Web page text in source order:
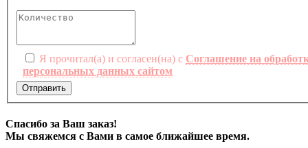
Я прочитал(а) и согласен(на) с Соглашение на
персональных данных сайтом
Отправить
Спасибо за Ваш заказ!
Мы свяжемся с Вами в самое ближайшее время.